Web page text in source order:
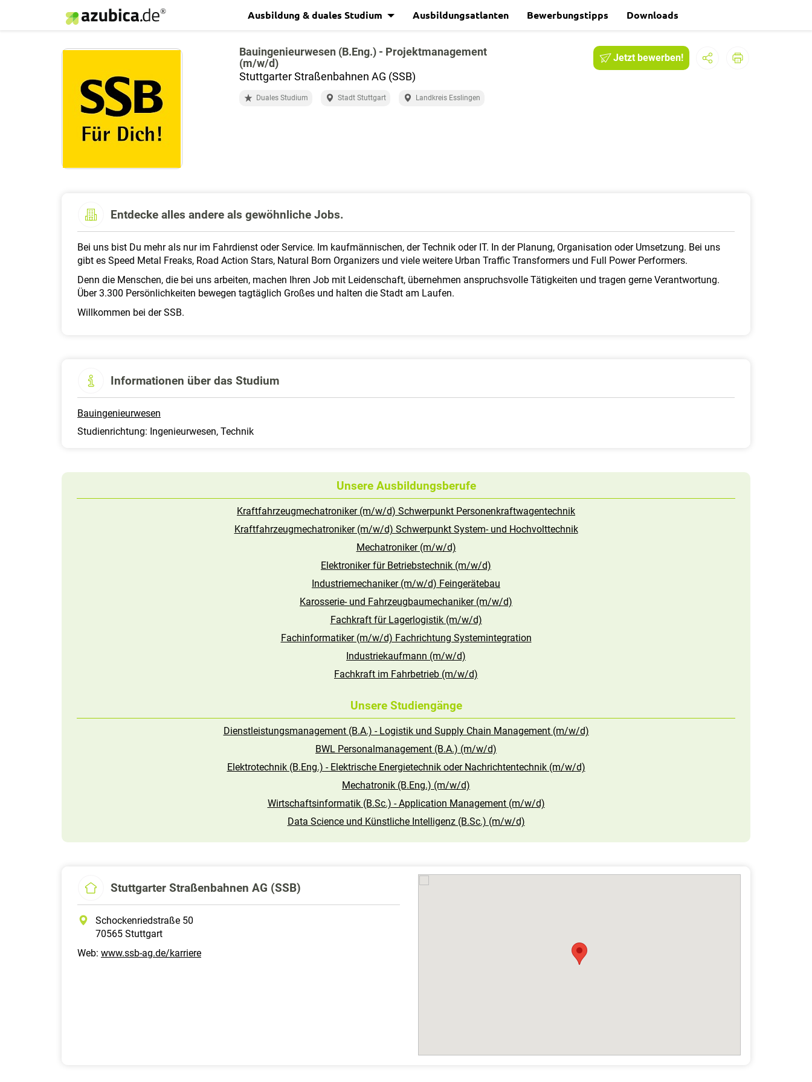
Ausbildung & duales Studium Ausbildungsatlanten Bewerbungstipps Downloads
Bauingenieurwesen (B.Eng.) - Projektmanagement
(m/w/d)
Stuttgarter Straßenbahnen AG (SSB)
Jetzt bewerben!
Duales Studium Stadt Stuttgart Landkreis Esslingen
Entdecke alles andere als gewöhnliche Jobs.
Bei uns bist Du mehr als nur im Fahrdienst oder Service. Im kaufmännischen, der Technik oder IT. In der Planung, Organisation oder Umsetzung. Bei uns
gibt es Speed Metal Freaks, Road Action Stars, Natural Born Organizers und viele weitere Urban Traffic Transformers und Full Power Performers.
Denn die Menschen, die bei uns arbeiten, machen Ihren Job mit Leidenschaft, übernehmen anspruchsvolle Tätigkeiten und tragen gerne Verantwortung.
Über 3.300 Persönlichkeiten bewegen tagtäglich Großes und halten die Stadt am Laufen.
Willkommen bei der SSB.
Informationen über das Studium
Bauingenieurwesen
Studienrichtung: Ingenieurwesen, Technik
Unsere Ausbildungsberufe
Kraftfahrzeugmechatroniker (m/w/d) Schwerpunkt Personenkraftwagentechnik
Kraftfahrzeugmechatroniker (m/w/d) Schwerpunkt System- und Hochvolttechnik
Mechatroniker (m/w/d)
Elektroniker für Betriebstechnik (m/w/d)
Industriemechaniker (m/w/d) Feingerätebau
Karosserie- und Fahrzeugbaumechaniker (m/w/d)
Fachkraft für Lagerlogistik (m/w/d)
Fachinformatiker (m/w/d) Fachrichtung Systemintegration
Industriekaufmann (m/w/d)
Fachkraft im Fahrbetrieb (m/w/d)
Unsere Studiengänge
Dienstleistungsmanagement (B.A.) - Logistik und Supply Chain Management (m/w/d)
BWL Personalmanagement (B.A.) (m/w/d)
Elektrotechnik (B.Eng.) - Elektrische Energietechnik oder Nachrichtentechnik (m/w/d)
Mechatronik (B.Eng.) (m/w/d)
Wirtschaftsinformatik (B.Sc.) - Application Management (m/w/d)
Data Science und Künstliche Intelligenz (B.Sc.) (m/w/d)
Stuttgarter Straßenbahnen AG (SSB)
Schockenriedstraße 50
70565 Stuttgart
Web: www.ssb-ag.de/karriere